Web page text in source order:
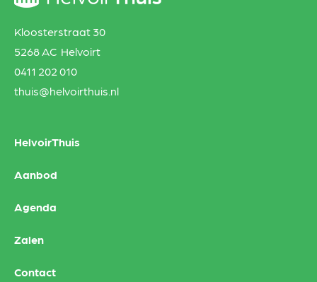
Kloosterstraat 30
5268 AC Helvoirt
0411 202 010
thuis@helvoirthuis.nl
HelvoirThuis
Aanbod
Agenda
Zalen
Contact